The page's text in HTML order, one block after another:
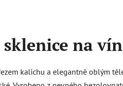
na
kalichu a elegantně oblým